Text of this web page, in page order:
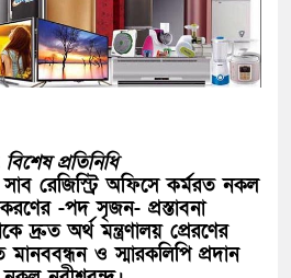
প্রতিনিধি
রেজিস্ট্রি অফিসে কর্মরত নকল
-পদ সৃজন- প্রস্তাবনা
দ্রুত অর্থ মন্ত্রণালয় প্রেরণের
মানববন্ধন ও স্মারকলিপি প্রদান